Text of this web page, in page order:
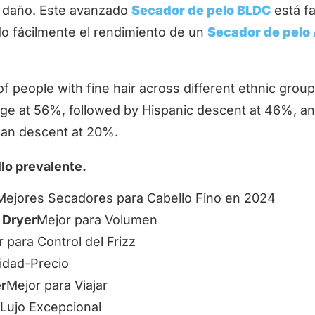
Este avanzado Secador de pelo BLDC está
fácilmente el rendimiento de un Secador de pelo
prevalente.
Secadores para Cabello Fino en 2024
DryerMejor para Volumen
para Control del Frizz
Precio
Mejor para Viajar
Excepcional